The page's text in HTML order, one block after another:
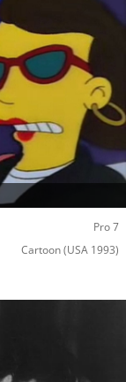
Pro 7
Cartoon(USA 1993)